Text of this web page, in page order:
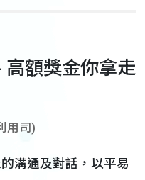
額獎金你拿走
用司)
溝通及對話，以平易